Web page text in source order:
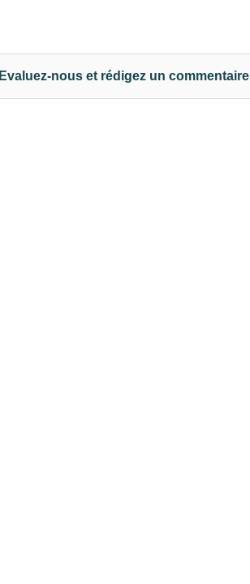
Evaluez-nous et rédigez un commentaire